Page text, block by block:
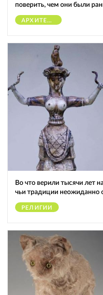
поверить, чем они были
АРХИТЕКТУРА
Во что верили тысячи лет
чьи традиции неожиданно
РЕЛИГИИ